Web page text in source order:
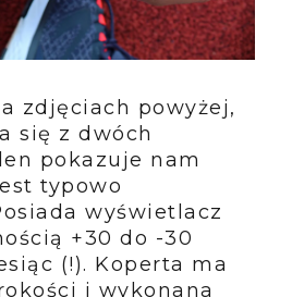
zdjęciach powyżej,
się z dwóch
pokazuje nam
typowo
wyświetlacz
+30 do -30
(!). Koperta ma
i wykonana